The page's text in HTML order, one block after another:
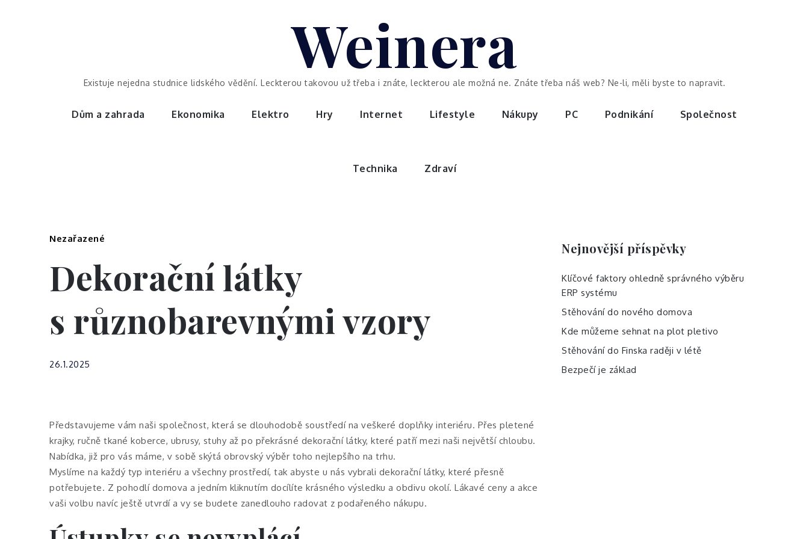
Weinera
Existuje nejedna studnice lidského vědění. Leckterou takovou už třeba i znáte, leckterou ale možná ne. Znáte třeba náš web? Ne-li, měli byste to napravit.
Dům a zahrada Ekonomika Elektro Hry Internet Lifestyle Nákupy PC Podnikání Společnost
Technika Zdraví
Nezařazené
Dekorační látky
s různobarevnými vzory
26.1.2025
Představujeme vám naši společnost, která se dlouhodobě soustředí na veškeré doplňky interiéru. Přes pletené
krajky, ručně tkané koberce, ubrusy, stuhy až po překrásné dekorační látky, které patří mezi naši největší chloubu.
Nabídka, již pro vás máme, v sobě skýtá obrovský výběr toho nejlepšího na trhu.
Myslíme na každý typ interiéru a všechny prostředí, tak abyste u nás vybrali dekorační látky, které přesně
potřebujete. Z pohodlí domova a jedním kliknutím docílíte krásného výsledku a obdivu okolí. Lákavé ceny a akce
vaši volbu navíc ještě utvrdí a vy se budete zanedlouho radovat z podařeného nákupu.
Nejnovější příspěvky
Klíčové faktory ohledně správného výběru
ERP systému
Stěhování do nového domova
Kde můžeme sehnat na plot pletivo
Stěhování do Finska raději v létě
Bezpečí je základ